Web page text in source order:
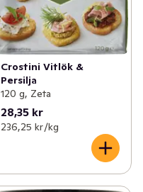
Crostini Vitlök &
Persilja
120 g, Zeta
28,35 kr
236,25 kr /kg